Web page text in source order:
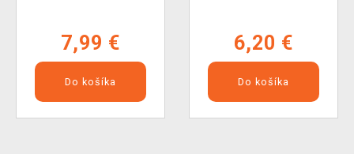
7,99 €
Do košíka
6,20 €
Do košíka